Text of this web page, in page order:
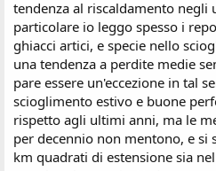
tendenza al riscaldamento negli
particolare io leggo spesso i
ghiacci artici, e specie nello
una tendenza a perdite medie
pare essere un'eccezione in tal
scioglimento estivo e buone
rispetto agli ultimi anni, ma le
per decennio non mentono, e
km quadrati di estensione sia